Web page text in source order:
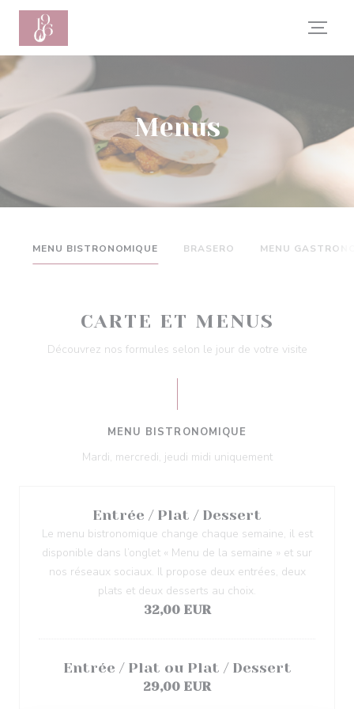
Personalizing your cookie choices
Menus
MENU BISTRONOMIQUE BRASERO MENU
CARTE ET MENUS
Découvrez nos formules selon le jour de votre visite
MENU BISTRONOMIQUE
Mardi, mercredi, jeudi midi uniquement
Entrée / Plat / Dessert
Le menu bistronomique change chaque semaine, il est
disponible dans l’onglet « Menu de la semaine » et sur
nos réseaux sociaux. Il propose deux entrées, deux
plats et deux desserts au choix.
32,00 EUR
Entrée / Plat ou Plat / Dessert
29,00 EUR